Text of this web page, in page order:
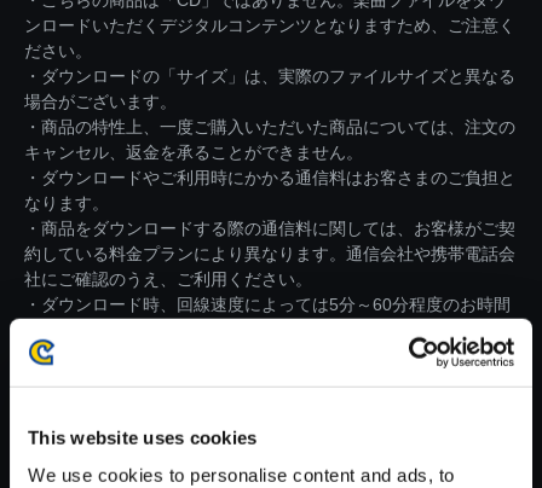
This website uses cookies
We use cookies to personalise content and ads, to
ンロードいただくデジタルコンテンツとなりますため、ご注意く
ださい。
・ダウンロードの「サイズ」は、実際のファイルサイズと異なる
場合がございます。
・商品の特性上、一度ご購入いただいた商品については、注文の
キャンセル、返金を承ることができません。
・ダウンロードやご利用時にかかる通信料はお客さまのご負担と
なります。
・商品をダウンロードする際の通信料に関しては、お客様がご契
約している料金プランにより異なります。通信会社や携帯電話会
社にご確認のうえ、ご利用ください。
・ダウンロード時、回線速度によっては5分～60分程度のお時間
※ご購入いただいたファイルのダウンロードの際には、通信環境